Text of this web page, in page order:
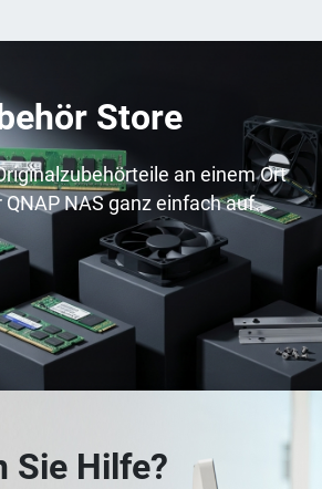
Store
an einem Ort
QNAP NAS ganz einfach auf.
Sie Hilfe?